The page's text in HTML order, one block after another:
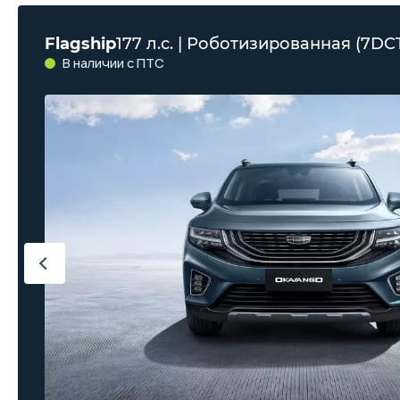
Flagship177 л.с. | Роботизированная
В наличии с ПТС